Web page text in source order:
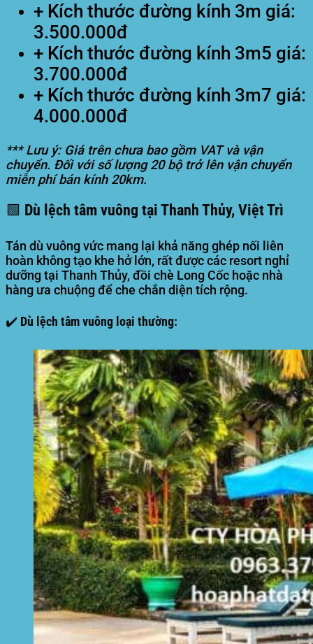
+ Kích thước đường kính 3m giá:
3.500.000đ
+ Kích thước đường kính 3m5 giá:
3.700.000đ
+ Kích thước đường kính 3m7 giá:
4.000.000đ
*** Lưu ý: Giá trên chưa bao gồm VAT và vận
chuyển. Đối với số lượng 20 bộ trở lên vận chuyển
miễn phí bán kính 20km.
🟩 Dù lệch tâm vuông tại Thanh Thủy, Việt Trì
Tán dù vuông vức mang lại khả năng ghép nối liên
hoàn không tạo khe hở lớn, rất được các resort nghỉ
dưỡng tại Thanh Thủy, đồi chè Long Cốc hoặc nhà
hàng ưa chuộng để che chắn diện tích rộng.
✔️ Dù lệch tâm vuông loại thường: